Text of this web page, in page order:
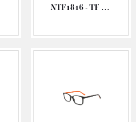
NTF1816 - TF OCCHIALI ACETATO VISTA